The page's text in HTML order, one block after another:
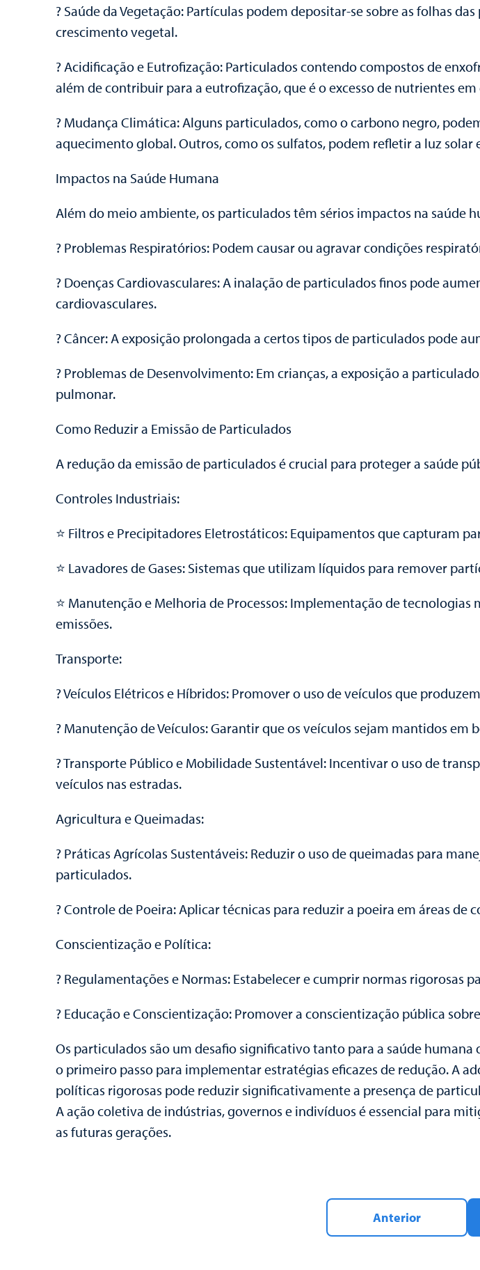
? Saúde da Vegetação: Partículas podem depositar-se sobre as folhas
crescimento vegetal.
? Acidificação e Eutrofização: Particulados contendo compostos de
além de contribuir para a eutrofização, que é o excesso de nutrientes
? Mudança Climática: Alguns particulados, como o carbono negro,
aquecimento global. Outros, como os sulfatos, podem refletir a luz
Impactos na Saúde Humana
Além do meio ambiente, os particulados têm sérios impactos na saúde
? Problemas Respiratórios: Podem causar ou agravar condições
? Doenças Cardiovasculares: A inalação de particulados finos pode
cardiovasculares.
? Câncer: A exposição prolongada a certos tipos de particulados pode
? Problemas de Desenvolvimento: Em crianças, a exposição a
pulmonar.
Como Reduzir a Emissão de Particulados
A redução da emissão de particulados é crucial para proteger a saúde
Controles Industriais:
⭐️ Filtros e Precipitadores Eletrostáticos: Equipamentos que capturam
⭐️ Lavadores de Gases: Sistemas que utilizam líquidos para remover
⭐️ Manutenção e Melhoria de Processos: Implementação de
emissões.
Transporte:
? Veículos Elétricos e Híbridos: Promover o uso de veículos que
? Manutenção de Veículos: Garantir que os veículos sejam mantidos em
? Transporte Público e Mobilidade Sustentável: Incentivar o uso de
veículos nas estradas.
Agricultura e Queimadas:
? Práticas Agrícolas Sustentáveis: Reduzir o uso de queimadas para
particulados.
? Controle de Poeira: Aplicar técnicas para reduzir a poeira em áreas de
Conscientização e Política:
? Regulamentações e Normas: Estabelecer e cumprir normas rigorosas
? Educação e Conscientização: Promover a conscientização pública
Os particulados são um desafio significativo tanto para a saúde
o primeiro passo para implementar estratégias eficazes de redução. A
políticas rigorosas pode reduzir significativamente a presença de
A ação coletiva de indústrias, governos e indivíduos é essencial para
as futuras gerações.
Anterior